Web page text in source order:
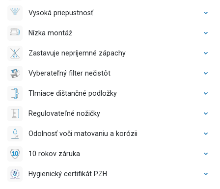
Vysoká priepustnosť
Nízka montáž
Zastavuje nepríjemné zápachy
Vyberateľný filter nečistôt
Tlmiace dištančné podložky
Regulovateľné nožičky
Odolnosť voči matovaniu a korózii
10 rokov záruka
Hygienický certifikát PZH